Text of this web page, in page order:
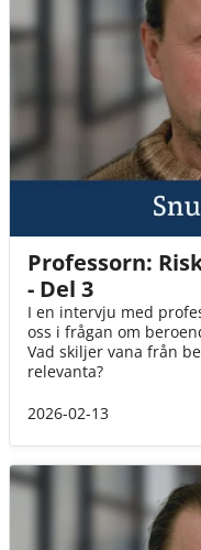
Professorn:
- Del 3
I en intervju med
oss i frågan om
Vad skiljer vana från
relevanta?
2026-02-13